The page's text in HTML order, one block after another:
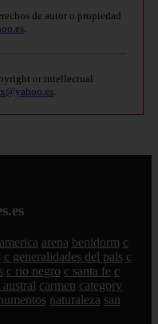
de autor o propiedad
.
or intellectual
.
america arena benidorm c
c generalidades del pais c
c rio negro c santa fe c
austral carmen category
naturaleza san